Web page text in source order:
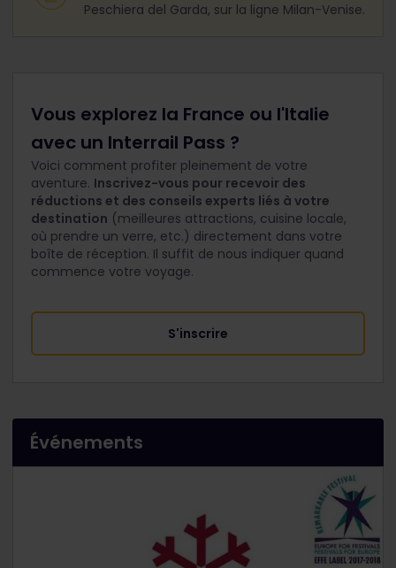
Peschiera del Garda, sur la ligne Milan-Venise.
Vous explorez la France ou l'Italie
avec un Interrail Pass ?
Voici comment profiter pleinement de votre
aventure. Inscrivez-vous pour recevoir des
réductions et des conseils experts liés à votre
destination (meilleures attractions, cuisine locale,
où prendre un verre, etc.) directement dans votre
boîte de réception. Il suffit de nous indiquer quand
commence votre voyage.
S'inscrire
Événements